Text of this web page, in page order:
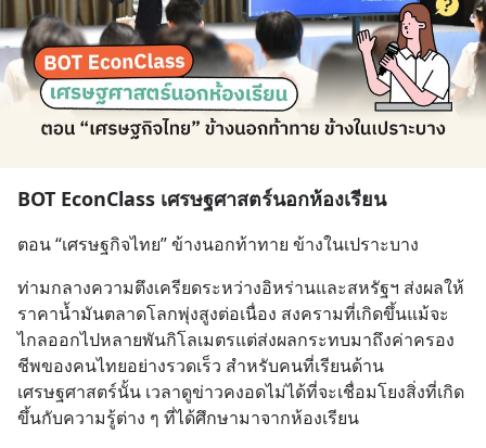
BOT EconClass เศรษฐศาสตร์นอกห้องเรียน
ตอน “เศรษฐกิจไทย” ข้างนอกท้าทาย ข้างในเปราะบาง
ท่ามกลางความตึงเครียดระหว่างอิหร่านและสหรัฐฯ ส่งผลให้
ราคาน้ำมันตลาดโลกพุ่งสูงต่อเนื่อง สงครามที่เกิดขึ้นแม้จะ
ไกลออกไปหลายพันกิโลเมตรแต่ส่งผลกระทบมาถึงค่าครอง
ชีพของคนไทยอย่างรวดเร็ว สำหรับคนที่เรียนด้าน
เศรษฐศาสตร์นั้น เวลาดูข่าวคงอดไม่ได้ที่จะเชื่อมโยงสิ่งที่เกิด
ขึ้นกับความรู้ต่าง ๆ ที่ได้ศึกษามาจากห้องเรียน